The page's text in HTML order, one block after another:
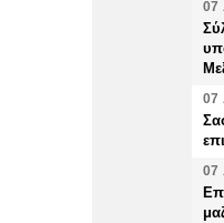
07
07
07